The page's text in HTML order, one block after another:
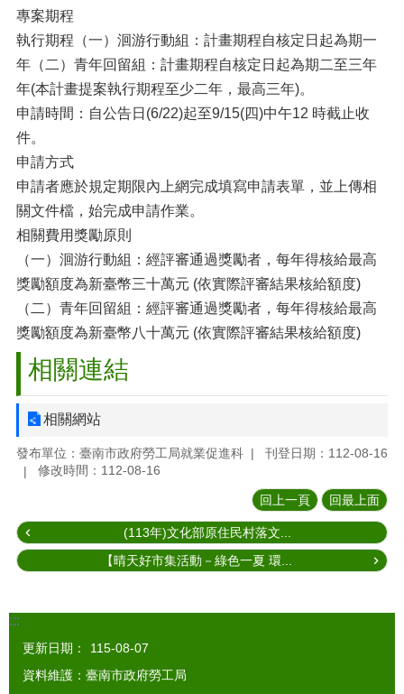
專案期程
執行期程（一）洄游行動組：計畫期程自核定日起為期一
年（二）青年回留組：計畫期程自核定日起為期二至三年
年(本計畫提案執行期程至少二年，最高三年)。
申請時間：自公告日(6/22)起至9/15(四)中午12 時截止收
件。
申請方式
申請者應於規定期限內上網完成填寫申請表單，並上傳相
關文件檔，始完成申請作業。
相關費用獎勵原則
（一）洄游行動組：經評審通過獎勵者，每年得核給最高
獎勵額度為新臺幣三十萬元 (依實際評審結果核給額度)
（二）青年回留組：經評審通過獎勵者，每年得核給最高
獎勵額度為新臺幣八十萬元 (依實際評審結果核給額度)
相關連結
相關網站
發布單位：臺南市政府勞工局就業促進科
刊登日期：112-08-16
修改時間：112-08-16
回上一頁 回最上面
(113年)文化部原住民村落文...
【晴天好市集活動－綠色一夏 環...
:::
更新日期：
115-08-07
資料維護：臺南市政府勞工局